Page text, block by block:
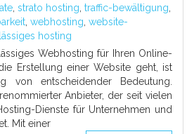
strato hosting traffic-bewältigung
webhosting website-
hosting
Webhosting für Ihren Online-
Erstellung einer Website geht, ist
von entscheidender Bedeutung.
Anbieter, der seit vielen
Dienste für Unternehmen und
Mit einer